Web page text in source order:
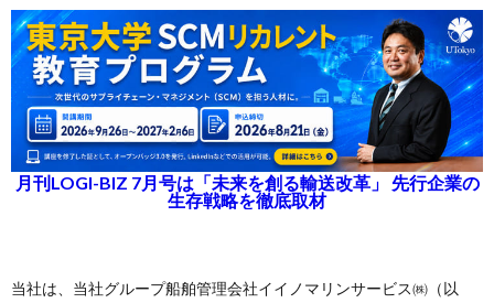
月刊LOGI-BIZ 7月号は「未来を創る輸送改革」 先行企業の
生存戦略を徹底取材
当社は、当社グループ船舶管理会社イイノマリンサービス㈱（以